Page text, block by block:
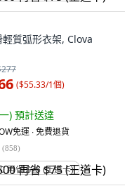
輕質弧形衣架, Clova
($55.33/1個)
) 預計送達
免運 ∙ 免費退貨
(858)
再省 $75 (王道卡)